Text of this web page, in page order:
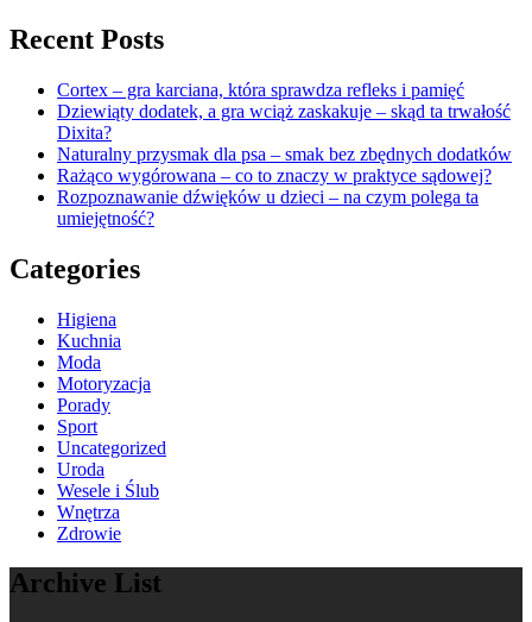
Recent Posts
Cortex – gra karciana, która sprawdza refleks i pamięć
Dziewiąty dodatek, a gra wciąż zaskakuje – skąd ta trwałość
Dixita?
Naturalny przysmak dla psa – smak bez zbędnych dodatków
Rażąco wygórowana – co to znaczy w praktyce sądowej?
Rozpoznawanie dźwięków u dzieci – na czym polega ta
umiejętność?
Categories
Higiena
Kuchnia
Moda
Motoryzacja
Porady
Sport
Uncategorized
Uroda
Wesele i Ślub
Wnętrza
Zdrowie
Archive List